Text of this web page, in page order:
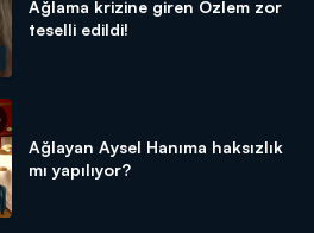
Ağlama krizine giren Özlem zor
teselli edildi!
Ağlayan Aysel Hanıma haksızlık
mı yapılıyor?